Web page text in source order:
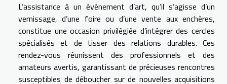
L’assistance à un événement d’art, qu’il s’agisse d’un
vernissage, d’une foire ou d’une vente aux enchères,
constitue une occasion privilégiée d’intégrer des cercles
spécialisés et de tisser des relations durables. Ces
rendez-vous réunissent des professionnels et des
amateurs avertis, garantissant de précieuses rencontres
susceptibles de déboucher sur de nouvelles acquisitions